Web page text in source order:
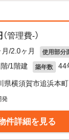
（管理費-）
/2.0ヶ月 使用部分
/1階建 築年数 44
県横須賀市追浜本町
発
件詳細を見る